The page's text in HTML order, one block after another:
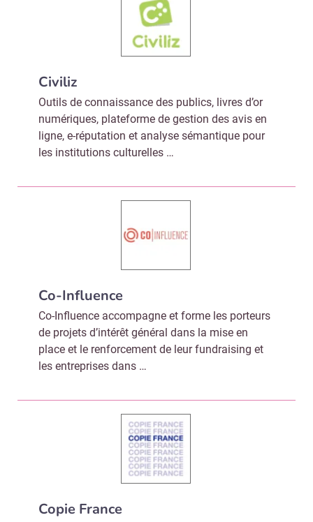
Civiliz
Outils de connaissance des publics, livres d’or
numériques, plateforme de gestion des avis en
ligne, e-réputation et analyse sémantique pour
les institutions culturelles …
Co-Influence
Co-Influence accompagne et forme les porteurs
de projets d’intérêt général dans la mise en
place et le renforcement de leur fundraising et
les entreprises dans …
Copie France
Valider
Non merci, je reçois déjà